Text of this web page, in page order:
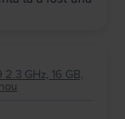
GHz, 16 GB,